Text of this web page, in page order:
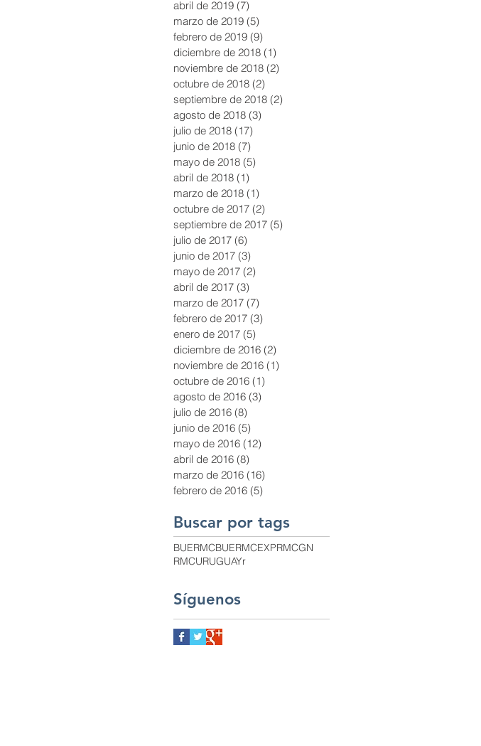
abril de 2019 (7)
marzo de 2019 (5)
febrero de 2019 (9)
diciembre de 2018 (1)
noviembre de 2018 (2)
octubre de 2018 (2)
septiembre de 2018 (2)
agosto de 2018 (3)
julio de 2018 (17)
junio de 2018 (7)
mayo de 2018 (5)
abril de 2018 (1)
marzo de 2018 (1)
octubre de 2017 (2)
septiembre de 2017 (5)
julio de 2017 (6)
junio de 2017 (3)
mayo de 2017 (2)
abril de 2017 (3)
marzo de 2017 (7)
febrero de 2017 (3)
enero de 2017 (5)
diciembre de 2016 (2)
noviembre de 2016 (1)
octubre de 2016 (1)
agosto de 2016 (3)
julio de 2016 (8)
junio de 2016 (5)
mayo de 2016 (12)
abril de 2016 (8)
marzo de 2016 (16)
febrero de 2016 (5)
Buscar por tags
BUERMCBUERMCEXPRMCGN
RMCURUGUAYr
Síguenos